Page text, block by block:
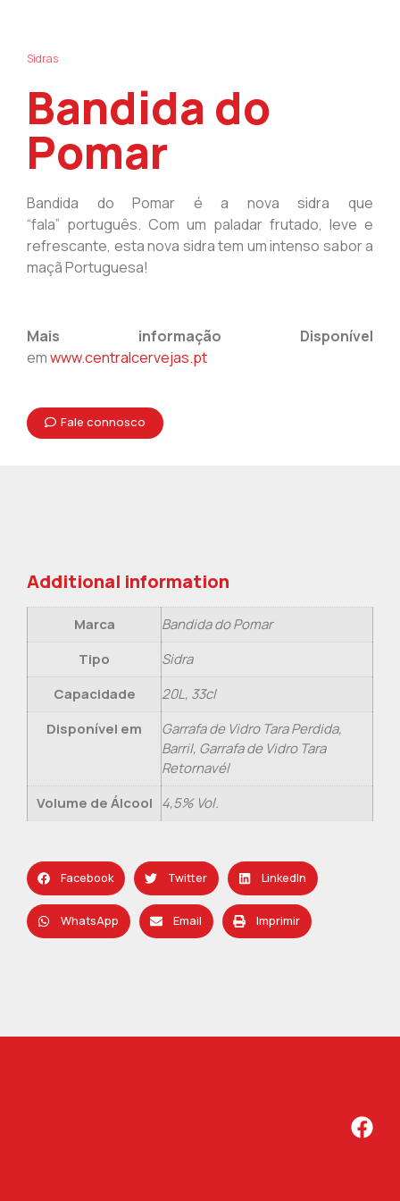
Sidras
Bandida do
Pomar
Bandida do Pomar é a nova sidra que
“fala” português. Com um paladar frutado, leve e
refrescante, esta nova sidra tem um intenso sabor a
maçã Portuguesa!
Mais informação Disponível
emwww.centralcervejas.pt
Fale connosco
Additional information
Marca
Bandida do Pomar
Tipo
Sidra
Capacidade
20L, 33cl
Disponível em
Garrafa de Vidro Tara Perdida,
Barril, Garrafa de Vidro Tara
Retornavél
Volume de Álcool 4,5% Vol.
Facebook Twitter LinkedIn
WhatsApp Email Imprimir